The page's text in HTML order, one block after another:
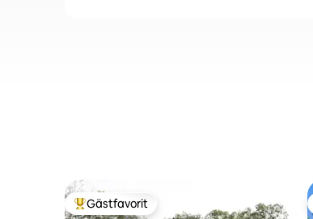
Populär gästfavorit
Gästfavorit